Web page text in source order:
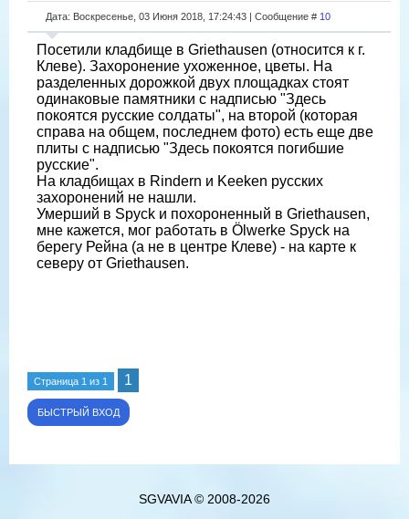
Дата: Воскресенье, 03 Июня 2018, 17:24:43 | Сообщение # 10
Посетили кладбище в Griethausen (относится к г.
Клеве). Захоронение ухоженное, цветы. На
разделенных дорожкой двух площадках стоят
одинаковые памятники с надписью "Здесь
покоятся русские солдаты", на второй (которая
справа на общем, последнем фото) есть еще две
плиты с надписью "Здесь покоятся погибшие
русские".
На кладбищах в Rindern и Keeken русских
захоронений не нашли.
Умерший в Spyck и похороненный в Griethausen,
мне кажется, мог работать в Ölwerke Spyck на
берегу Рейна (а не в центре Клеве) - на карте к
северу от Griethausen.
Страница 1 из 1 1
SGVAVIA © 2008-2026